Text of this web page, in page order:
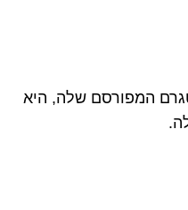
המפורסם שלה, היא